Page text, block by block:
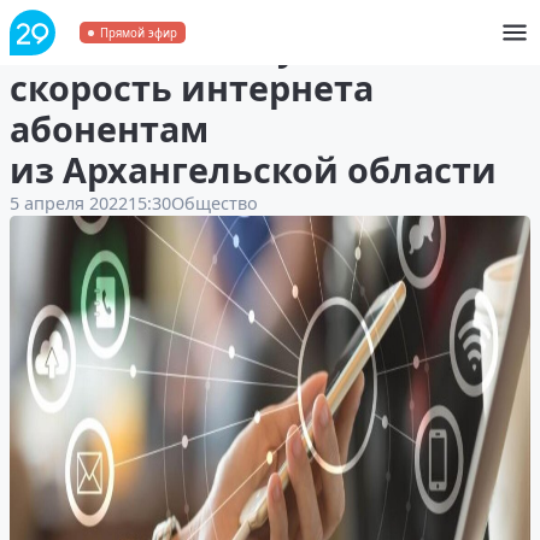
Прямой эфир
«Ростелеком» увеличивает
скорость интернета
абонентам
из Архангельской области
5 апреля 202215:30Общество